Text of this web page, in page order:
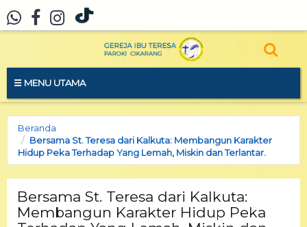
MENU UTAMA
Beranda
Bersama St. Teresa dari Kalkuta: Membangun Karakter
Hidup Peka Terhadap Yang Lemah, Miskin dan Terlantar.
Bersama St. Teresa dari Kalkuta:
Membangun Karakter Hidup Peka